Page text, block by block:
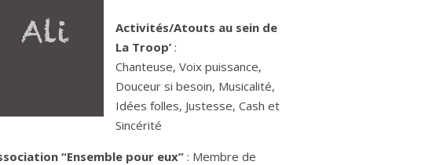
Activités/Atouts au sein de
La Troop’ :
Chanteuse, Voix puissance,
Douceur si besoin, Musicalité,
Idées folles, Justesse, Cash et
Sincérité
“Ensemble pour eux”: Membre de